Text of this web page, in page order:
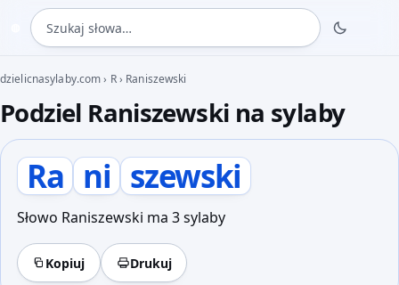
Szukaj słowa
dzielicnasylaby.com› R› Raniszewski
Podziel Raniszewski na sylaby
Ra ni szewski
Słowo Raniszewski ma 3 sylaby
Kopiuj Drukuj